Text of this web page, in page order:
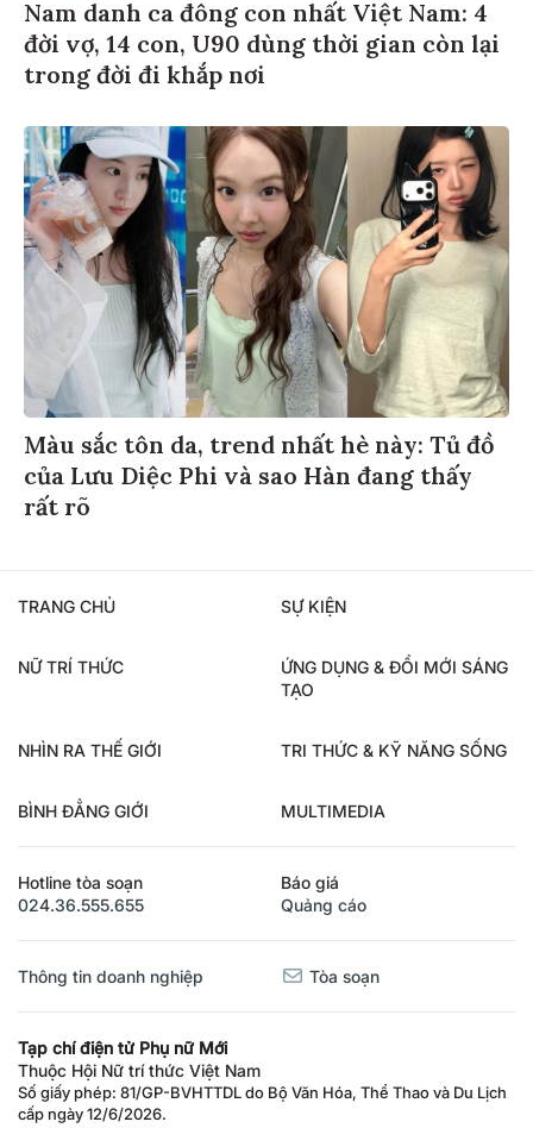
Nam danh ca đông con nhất Việt Nam: 4
đời vợ, 14 con, U90 dùng thời gian còn lại
trong đời đi khắp nơi
Màu sắc tôn da, trend nhất hè này: Tủ đồ
của Lưu Diệc Phi và sao Hàn đang thấy
rất rõ
TRANG CHỦ SỰ KIỆN
NỮ TRÍ THỨC
ỨNG DỤNG & ĐỔI MỚI SÁNG
TẠO
NHÌN RA THẾ GIỚI TRI THỨC & KỸ NĂNG SỐNG
BÌNH ĐẲNG GIỚI MULTIMEDIA
Hotline tòa soạn
024.36.555.655
Báo giá
Quảng cáo
Thông tin doanh nghiệp Tòa soạn
Tạp chí điện tử Phụ nữ Mới
Thuộc Hội Nữ trí thức Việt Nam
Số giấy phép: 81/GP-BVHTTDL do Bộ Văn Hóa, Thể Thao và Du Lịch
cấp ngày 12/6/2026.